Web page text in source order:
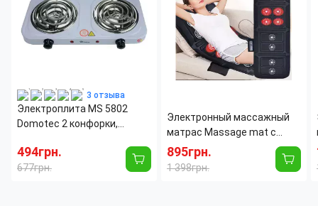
Ширина тумбы:
40 см
3 отзыва
Электроплита MS 5802
Domotec 2 конфорки,
494грн.
677грн.
Электронный массажный
матрас Massage mat с
подогревом, 9 массажных
моторов, с пультом ДУ
895грн.
1 398грн.